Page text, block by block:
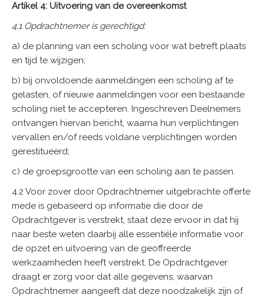
Artikel 4: Uitvoering van de overeenkomst
4.1 Opdrachtnemer is gerechtigd:
a) de planning van een scholing voor wat betreft plaats
en tijd te wijzigen;
b) bij onvoldoende aanmeldingen een scholing af te
gelasten, of nieuwe aanmeldingen voor een bestaande
scholing niet te accepteren. Ingeschreven Deelnemers
ontvangen hiervan bericht, waarna hun verplichtingen
vervallen en/of reeds voldane verplichtingen worden
gerestitueerd;
c) de groepsgrootte van een scholing aan te passen.
4.2 Voor zover door Opdrachtnemer uitgebrachte offerte
mede is gebaseerd op informatie die door de
Opdrachtgever is verstrekt, staat deze ervoor in dat hij
naar beste weten daarbij alle essentiële informatie voor
de opzet en uitvoering van de geoffreerde
werkzaamheden heeft verstrekt. De Opdrachtgever
draagt er zorg voor dat alle gegevens, waarvan
Opdrachtnemer aangeeft dat deze noodzakelijk zijn of